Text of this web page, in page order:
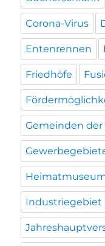
Corona-Virus
Entenrennen
Friedhöfe
Gemeinden der
Industriegebiet